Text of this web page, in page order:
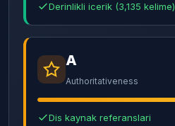
Derinlikli icerik (3,135 kelime)
A
Authoritativeness
Dis kaynak referanslari